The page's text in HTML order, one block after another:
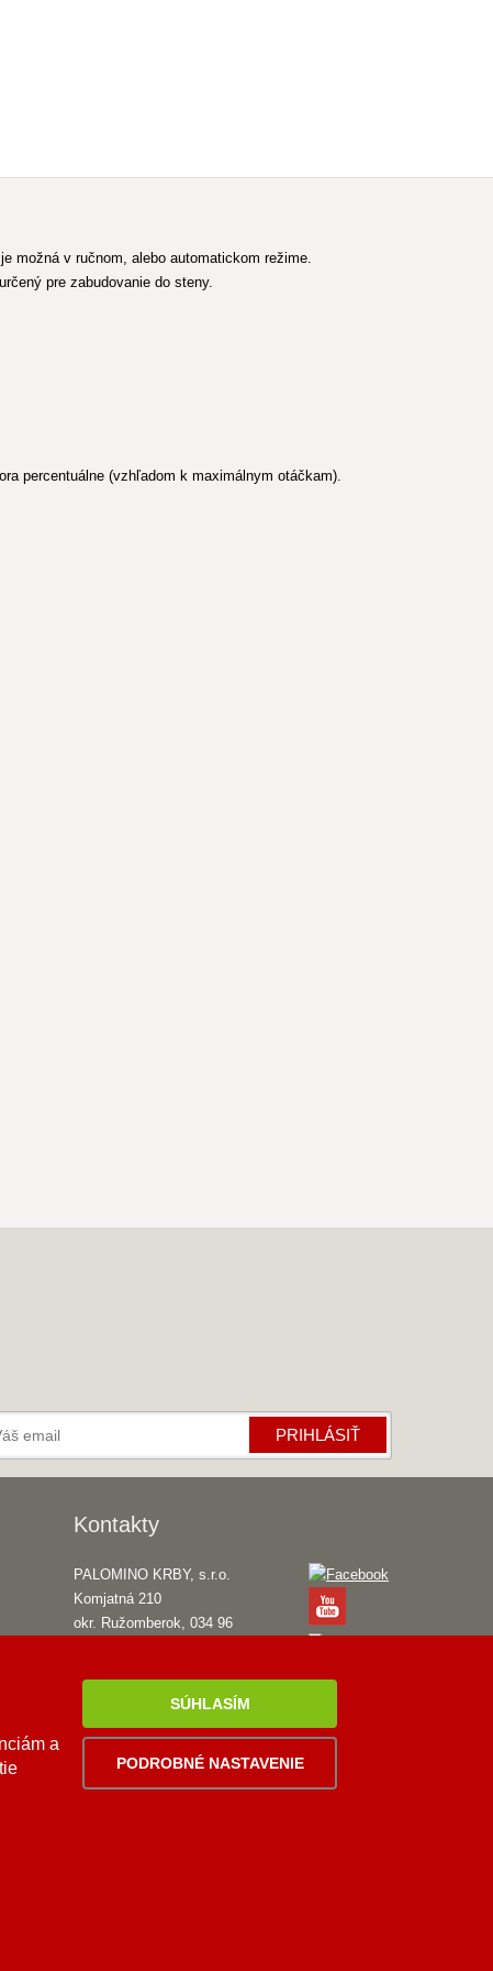
možná v ručnom, alebo automatickom režime.
pre zabudovanie do steny.
percentuálne (vzhľadom k maximálnym otáčkam).
PRIHLÁSIŤ
Kontakty
PALOMINO KRBY, s.r.o.
Komjatná 210
okr. Ružomberok, 034 96
po-pi 8:00-18:00 hod.
palomino@palomino.sk
a
SÚHLASÍM
PODROBNÉ NASTAVENIE